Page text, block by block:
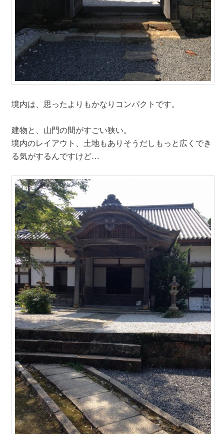
境内は、思ったよりもかなりコンパクトです。
建物と、山門の間がすごい狭い。
境内のレイアウト、土地もありそうだしもっと広くでき
る気がするんですけど…